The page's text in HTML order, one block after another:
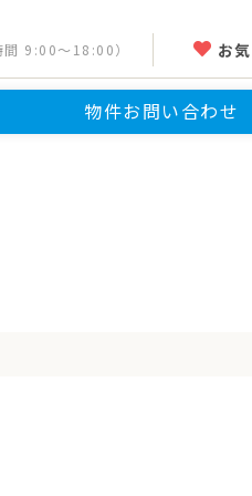
間 9:00～18:00） お
物件お問い合わせ